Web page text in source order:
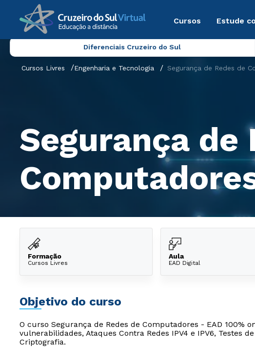
Cursos Estude
Diferenciais Cruzeiro do Sul
Cursos Livres Engenharia e Tecnologia Segurança de Redes de
Segurança de
Formação
Cursos Livres
Aula
EAD Digital
Objetivo do curso
O curso Segurança de Redes de Computadores - EAD 100%
vulnerabilidades, Ataques Contra Redes IPV4 e IPV6, Testes
Criptografia.